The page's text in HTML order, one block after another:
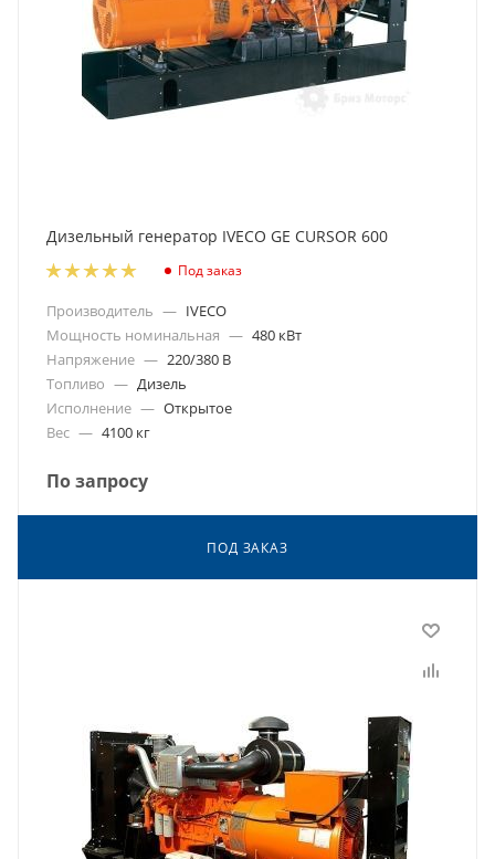
Дизельный генератор IVECO GE CURSOR 600
Под заказ
Производитель — IVECO
Мощность номинальная — 480 кВт
Напряжение — 220/380 В
Топливо — Дизель
Исполнение — Открытое
Вес — 4100 кг
По запросу
ПОД ЗАКАЗ